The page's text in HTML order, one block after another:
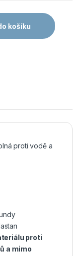
černá množství
košíku
proti vodě a
proti
a mimo